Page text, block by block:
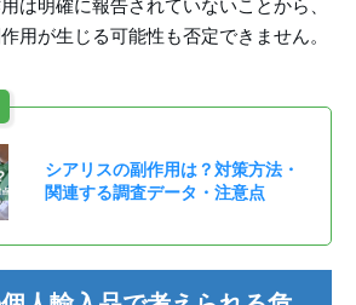
は明確に報告されていないことから、
用が生じる可能性も否定できません。
シアリスの副作用は？対策方法・
関連する調査データ・注意点